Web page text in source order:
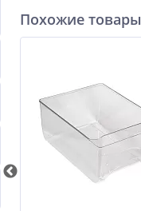
Похожие товары